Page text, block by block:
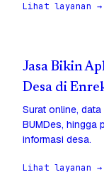
Lihat layanan →
Jasa Bikin
Desa di
Surat online,
BUMDes, hingga
informasi desa.
Lihat layanan →